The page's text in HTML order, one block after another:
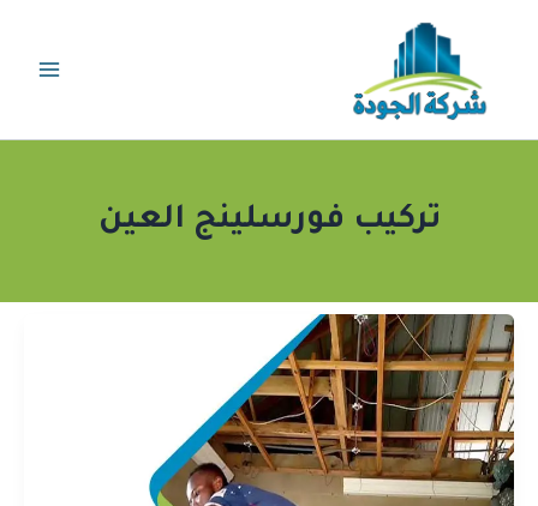
تركيب فورسلينج العين